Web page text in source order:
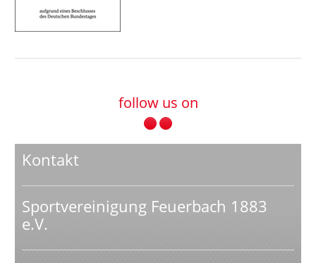
follow us on
Kontakt
Sportvereinigung Feuerbach 1883
e.V.